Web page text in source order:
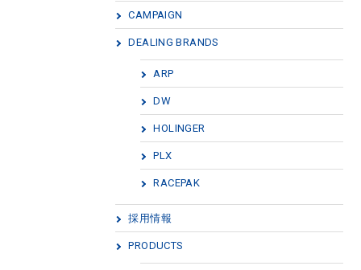
CAMPAIGN
DEALING BRANDS
ARP
DW
HOLINGER
PLX
RACEPAK
採用情報
PRODUCTS